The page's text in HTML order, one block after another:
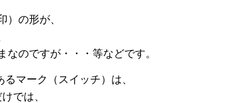
）の形が、
なのですが・・・等などです。
マーク（スイッチ）は、
では、